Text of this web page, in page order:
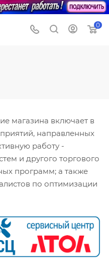
0
магазина включает в
направленных
работу -
и другого торгового
программ; а также
по оптимизации